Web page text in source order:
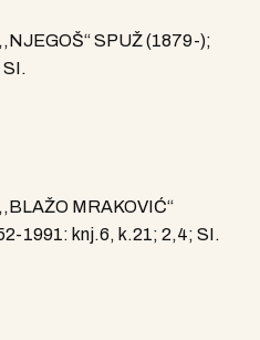
SPUŽ (1879-);
MRAKOVIĆ“
1991: knj.6, k.21; 2,4; SI.